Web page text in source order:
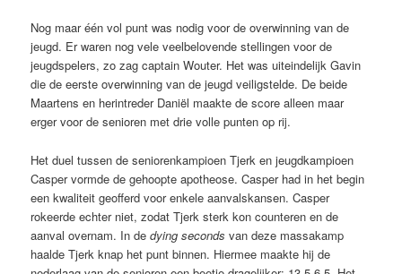
Nog maar één vol punt was nodig voor de overwinning van de
jeugd. Er waren nog vele veelbelovende stellingen voor de
jeugdspelers, zo zag captain Wouter. Het was uiteindelijk Gavin
die de eerste overwinning van de jeugd veiligstelde. De beide
Maartens en herintreder Daniël maakte de score alleen maar
erger voor de senioren met drie volle punten op rij.
Het duel tussen de seniorenkampioen Tjerk en jeugdkampioen
Casper vormde de gehoopte apotheose. Casper had in het begin
een kwaliteit geofferd voor enkele aanvalskansen. Casper
rokeerde echter niet, zodat Tjerk sterk kon counteren en de
aanval overnam. In dedying seconds van deze massakamp
haalde Tjerk knap het punt binnen. Hiermee maakte hij de